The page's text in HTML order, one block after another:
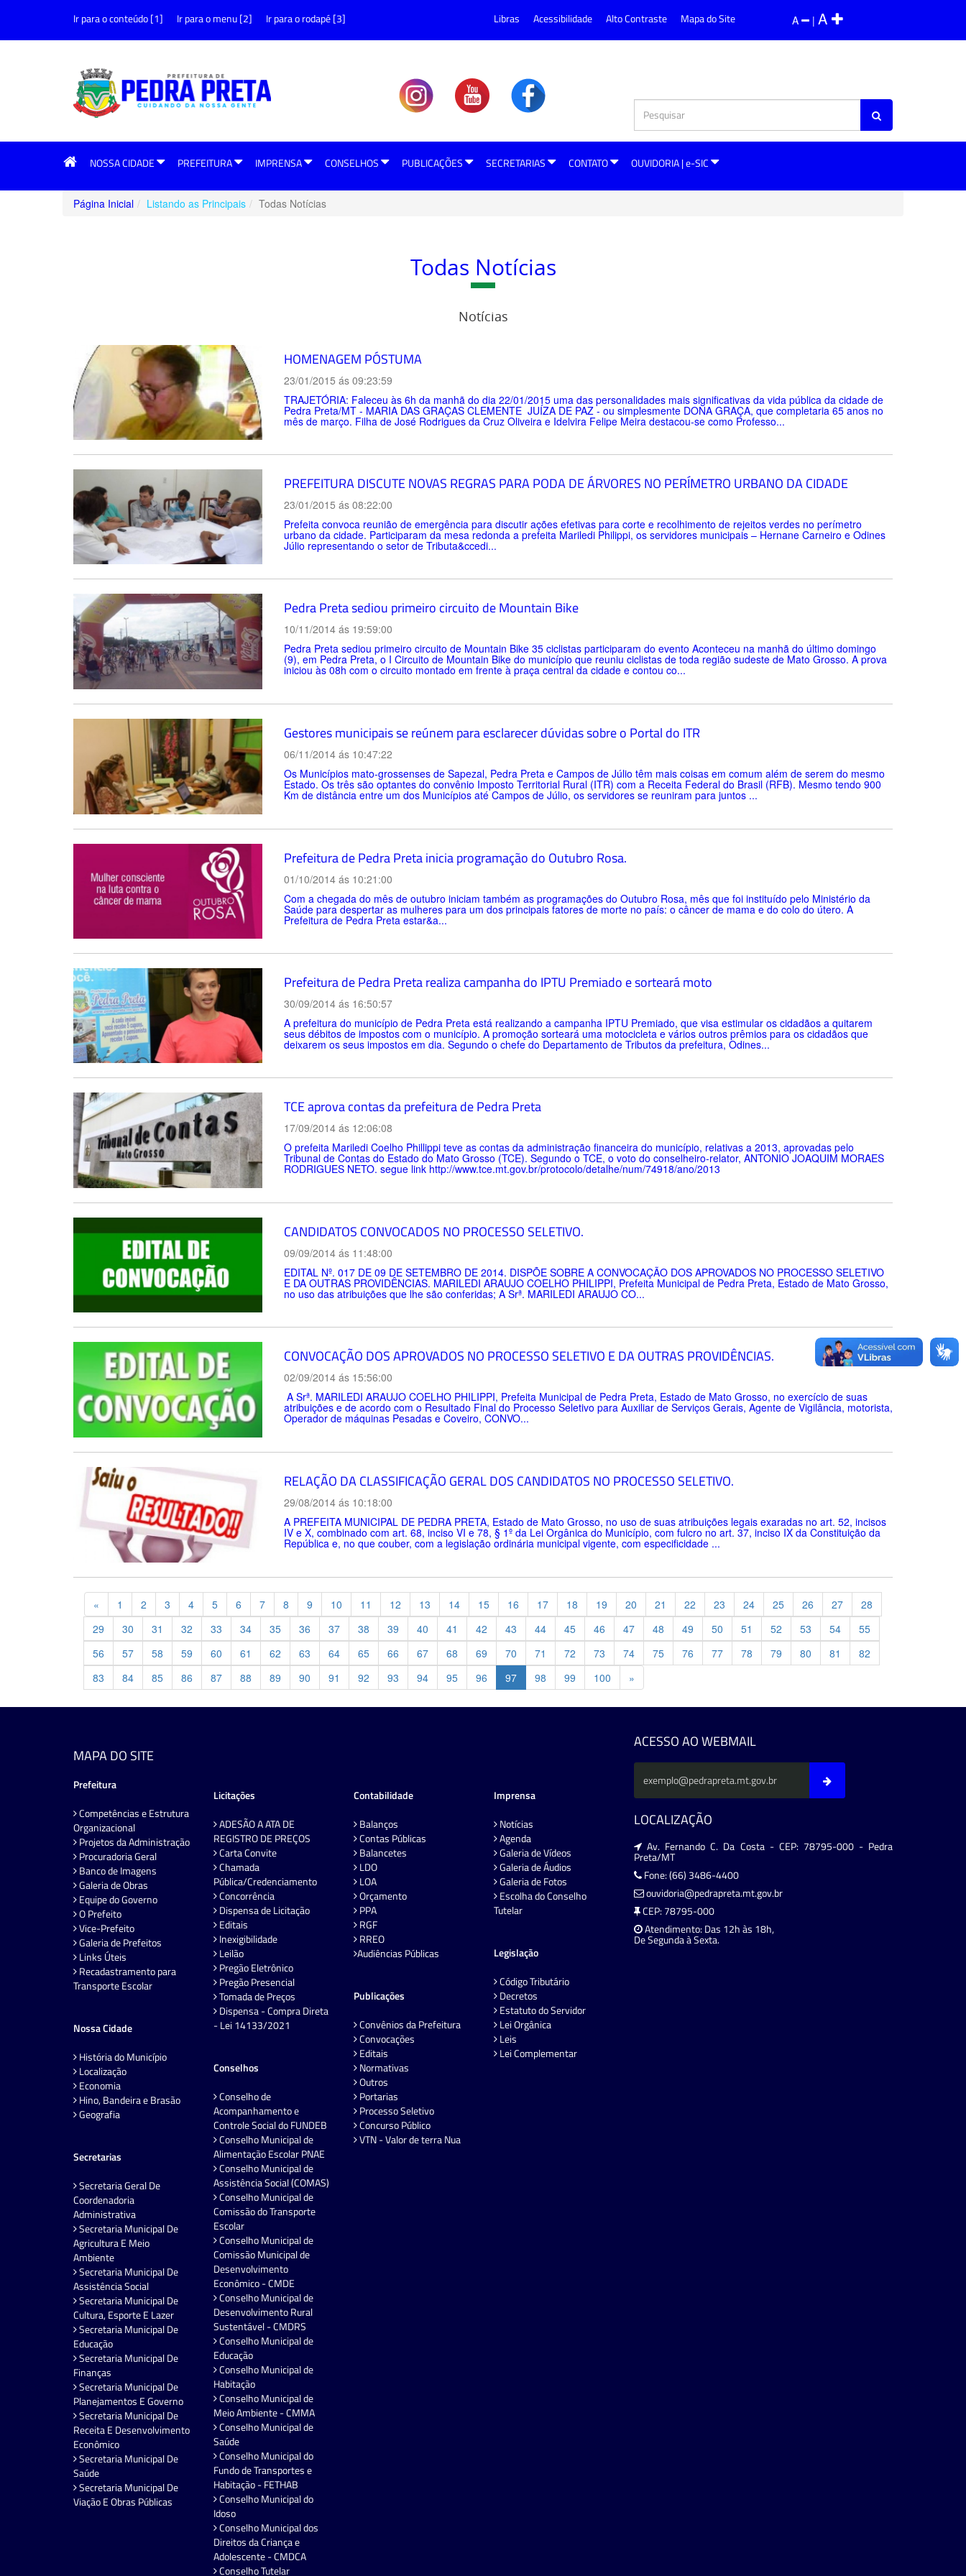
Ir para o conteúdo [1] Ir para o menu [2] Ir para o rodapé [3] A | A
Libras Acessibilidade Alto Contraste Mapa do Site
NOSSA CIDADE PREFEITURA IMPRENSA CONSELHOS PUBLICAÇÕES SECRETARIAS CONTATO OUVIDORIA | e-SIC
Página Inicial Listando as Principais Todas Notícias
Todas Notícias
Notícias
HOMENAGEM PÓSTUMA
23/01/2015 ás 09:23:59
TRAJETÓRIA: Faleceu às 6h da manhã do dia 22/01/2015 uma das personalidades mais significativas da vida pública da cidade de
Pedra Preta/MT - MARIA DAS GRAÇAS CLEMENTE  JUÍZA DE PAZ - ou simplesmente DONA GRAÇA, que completaria 65 anos no
mês de março. Filha de José Rodrigues da Cruz Oliveira e Idelvira Felipe Meira destacou-se como Professo...
PREFEITURA DISCUTE NOVAS REGRAS PARA PODA DE ÁRVORES NO PERÍMETRO URBANO DA CIDADE
23/01/2015 ás 08:22:00
Prefeita convoca reunião de emergência para discutir ações efetivas para corte e recolhimento de rejeitos verdes no perímetro
urbano da cidade. Participaram da mesa redonda a prefeita Mariledi Philippi, os servidores municipais – Hernane Carneiro e Odines
Júlio representando o setor de Tributa&ccedi...
Pedra Preta sediou primeiro circuito de Mountain Bike
10/11/2014 ás 19:59:00
Pedra Preta sediou primeiro circuito de Mountain Bike 35 ciclistas participaram do evento Aconteceu na manhã do último domingo
(9), em Pedra Preta, o I Circuito de Mountain Bike do município que reuniu ciclistas de toda região sudeste de Mato Grosso. A prova
iniciou às 08h com o circuito montado em frente à praça central da cidade e contou co...
Gestores municipais se reúnem para esclarecer dúvidas sobre o Portal do ITR
06/11/2014 ás 10:47:22
Os Municípios mato-grossenses de Sapezal, Pedra Preta e Campos de Júlio têm mais coisas em comum além de serem do mesmo
Estado. Os três são optantes do convênio Imposto Territorial Rural (ITR) com a Receita Federal do Brasil (RFB). Mesmo tendo 900
Km de distância entre um dos Municípios até Campos de Júlio, os servidores se reuniram para juntos ...
Prefeitura de Pedra Preta inicia programação do Outubro Rosa.
01/10/2014 ás 10:21:00
Com a chegada do mês de outubro iniciam também as programações do Outubro Rosa, mês que foi instituído pelo Ministério da
Saúde para despertar as mulheres para um dos principais fatores de morte no país: o câncer de mama e do colo do útero. A
Prefeitura de Pedra Preta estar&a...
Prefeitura de Pedra Preta realiza campanha do IPTU Premiado e sorteará moto
30/09/2014 ás 16:50:57
A prefeitura do município de Pedra Preta está realizando a campanha IPTU Premiado, que visa estimular os cidadãos a quitarem
seus débitos de impostos com o município. A promoção sorteará uma motocicleta e vários outros prêmios para os cidadãos que
deixarem os seus impostos em dia. Segundo o chefe do Departamento de Tributos da prefeitura, Odines...
TCE aprova contas da prefeitura de Pedra Preta
17/09/2014 ás 12:06:08
O prefeita Mariledi Coelho Phillippi teve as contas da administração financeira do município, relativas a 2013, aprovadas pelo
Tribunal de Contas do Estado do Mato Grosso (TCE). Segundo o TCE, o voto do conselheiro-relator, ANTONIO JOAQUIM MORAES
RODRIGUES NETO. segue link http://www.tce.mt.gov.br/protocolo/detalhe/num/74918/ano/2013
CANDIDATOS CONVOCADOS NO PROCESSO SELETIVO.
09/09/2014 ás 11:48:00
EDITAL Nº. 017 DE 09 DE SETEMBRO DE 2014. DISPÕE SOBRE A CONVOCAÇÃO DOS APROVADOS NO PROCESSO SELETIVO
E DA OUTRAS PROVIDÊNCIAS. MARILEDI ARAUJO COELHO PHILIPPI, Prefeita Municipal de Pedra Preta, Estado de Mato Grosso,
no uso das atribuições que lhe são conferidas; A Srª. MARILEDI ARAUJO CO...
CONVOCAÇÃO DOS APROVADOS NO PROCESSO SELETIVO E DA OUTRAS PROVIDÊNCIAS.
02/09/2014 ás 15:56:00
A Srª. MARILEDI ARAUJO COELHO PHILIPPI, Prefeita Municipal de Pedra Preta, Estado de Mato Grosso, no exercício de suas
atribuições e de acordo com o Resultado Final do Processo Seletivo para Auxiliar de Serviços Gerais, Agente de Vigilância, motorista,
Operador de máquinas Pesadas e Coveiro, CONVO...
RELAÇÃO DA CLASSIFICAÇÃO GERAL DOS CANDIDATOS NO PROCESSO SELETIVO.
29/08/2014 ás 10:18:00
A PREFEITA MUNICIPAL DE PEDRA PRETA, Estado de Mato Grosso, no uso de suas atribuições legais exaradas no art. 52, incisos
IV e X, combinado com art. 68, inciso VI e 78, § 1º da Lei Orgânica do Município, com fulcro no art. 37, inciso IX da Constituição da
República e, no que couber, com a legislação ordinária municipal vigente, com especificidade ...
« Previous
1 2 3 4 5 6 7 8 9 10 11 12 13 14 15 16 17 18 19 20 21 22 23 24 25 26 27
28
29
30 31 32 33 34 35 36 37 38 39 40 41 42 43 44 45 46 47 48 49 50 51 52 53 54
55
56
57 58 59 60 61 62 63 64 65 66 67 68 69 70 71 72 73 74 75 76 77 78 79 80 81
82
83
84 85 86 87 88 89 90 91 92 93 94 95 96 97 98 99 100 »
MAPA DO SITE
Prefeitura
Competências e Estrutura
Organizacional
Projetos da Administração
Procuradoria Geral
Banco de Imagens
Galeria de Obras
Equipe do Governo
O Prefeito
Vice-Prefeito
Galeria de Prefeitos
Links Úteis
Recadastramento para
Transporte Escolar
Nossa Cidade
História do Município
Localização
Economia
Hino, Bandeira e Brasão
Geografia
Secretarias
Secretaria Geral De
Coordenadoria
Administrativa
Secretaria Municipal De
Agricultura E Meio
Ambiente
Secretaria Municipal De
Assistência Social
Secretaria Municipal De
Cultura, Esporte E Lazer
Secretaria Municipal De
Educação
Secretaria Municipal De
Finanças
Secretaria Municipal De
Planejamentos E Governo
Secretaria Municipal De
Receita E Desenvolvimento
Econômico
Secretaria Municipal De
Saúde
Secretaria Municipal De
Viação E Obras Públicas
Licitações
ADESÃO A ATA DE
REGISTRO DE PREÇOS
Carta Convite
Chamada
Pública/Credenciamento
Concorrência
Dispensa de Licitação
Editais
Inexigibilidade
Leilão
Pregão Eletrônico
Pregão Presencial
Tomada de Preços
Dispensa - Compra Direta
- Lei 14133/2021
Conselhos
Conselho de
Acompanhamento e
Controle Social do FUNDEB
Conselho Municipal de
Alimentação Escolar PNAE
Conselho Municipal de
Assistência Social (COMAS)
Conselho Municipal de
Comissão do Transporte
Escolar
Conselho Municipal de
Comissão Municipal de
Desenvolvimento
Econômico - CMDE
Conselho Municipal de
Desenvolvimento Rural
Sustentável - CMDRS
Conselho Municipal de
Educação
Conselho Municipal de
Habitação
Conselho Municipal de
Meio Ambiente - CMMA
Conselho Municipal de
Saúde
Conselho Municipal do
Fundo de Transportes e
Habitação - FETHAB
Conselho Municipal do
Idoso
Conselho Municipal dos
Direitos da Criança e
Adolescente - CMDCA
Conselho Tutelar
Contabilidade
Balanços
Contas Públicas
Balancetes
LDO
LOA
Orçamento
PPA
RGF
RREO
Audiências Públicas
Publicações
Convênios da Prefeitura
Convocações
Editais
Normativas
Outros
Portarias
Processo Seletivo
Concurso Público
VTN - Valor de terra Nua
Imprensa
Notícias
Agenda
Galeria de Vídeos
Galeria de Áudios
Galeria de Fotos
Escolha do Conselho
Tutelar
Legislação
Código Tributário
Decretos
Estatuto do Servidor
Lei Orgânica
Leis
Lei Complementar
ACESSO AO WEBMAIL
LOCALIZAÇÃO
Av. Fernando C. Da Costa - CEP: 78795-000 - Pedra
Preta/MT
Fone: (66) 3486-4400
ouvidoria@pedrapreta.mt.gov.br
CEP: 78795-000
Atendimento: Das 12h às 18h,
De Segunda à Sexta.